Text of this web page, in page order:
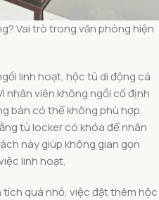
Vai trò trong văn phòng hiện
linh hoạt, hộc tủ di động cá
nhân viên không ngồi cố định
bàn có thể không phù hợp.
tủ locker có khóa để nhân
này giúp không gian gọn
linh hoạt.
quá nhỏ, việc đặt thêm hộc